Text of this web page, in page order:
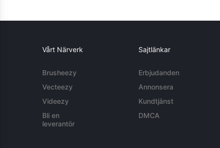
Vårt Närverk
Brusheezy
Vecteezy
Videezy
Bli en
leverantör
Sajtlänkar
Erbjudanden
Annonsera
Kundtjänst
DMCA